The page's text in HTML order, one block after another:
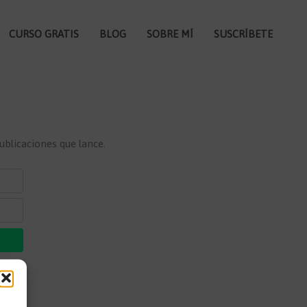
CURSO GRATIS BLOG SOBRE MÍ SUSCRÍBETE
que lance.